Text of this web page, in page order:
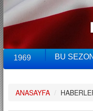
1969 BU SEZON
ANASAYFA /